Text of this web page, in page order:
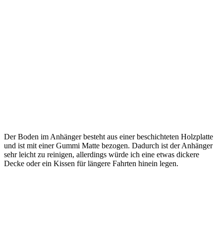
Der Boden im Anhänger besteht aus einer beschichteten Holzplatte
und ist mit einer Gummi Matte bezogen. Dadurch ist der Anhänger
sehr leicht zu reinigen, allerdings würde ich eine etwas dickere
Decke oder ein Kissen für längere Fahrten hinein legen.